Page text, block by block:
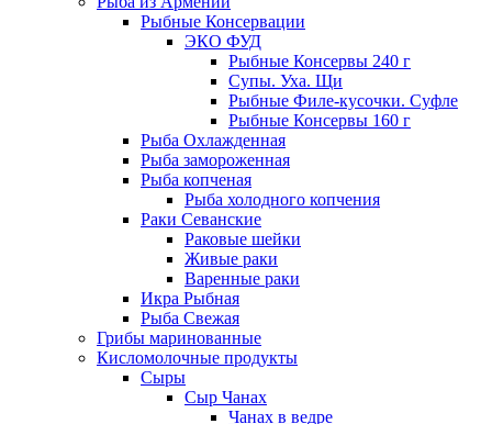
Рыбные Консервации
ЭКО ФУД
Рыбные Консервы 240 г
Супы. Уха. Щи
Рыбные Филе-кусочки. Суфле
Рыбные Консервы 160 г
Рыба Охлажденная
Рыба замороженная
Рыба копченая
Рыба холодного копчения
Раки Севанские
Раковые шейки
Живые раки
Варенные раки
Икра Рыбная
Рыба Свежая
Грибы маринованные
Кисломолочные продукты
Сыры
Сыр Чанах
Чанах в ведре